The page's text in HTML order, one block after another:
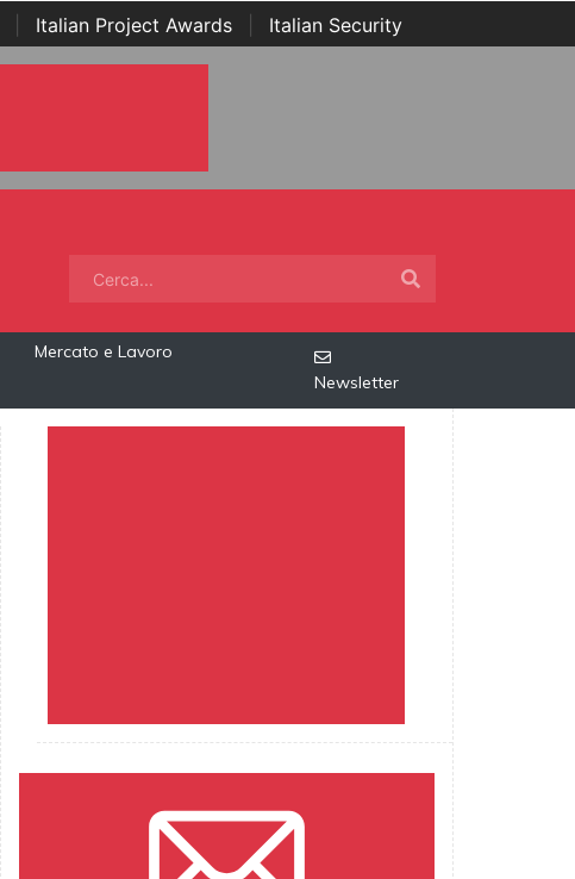
Italian Project Awards
Italian Security
Mercato e Lavoro
Newsletter